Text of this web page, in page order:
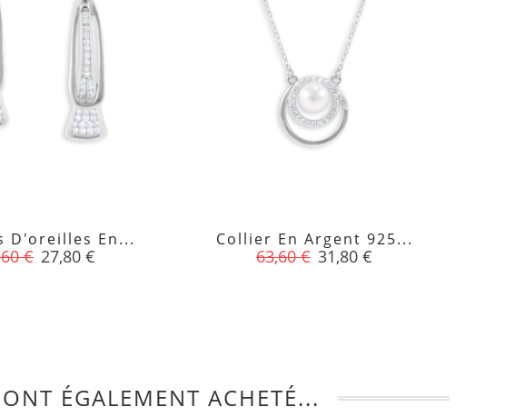
D'oreilles En...
€ Prix
27,80 €
 Collier En Argent 925...
Prix
63,60 € Prix
31,80 €

ÉGALEMENT ACHETÉ...